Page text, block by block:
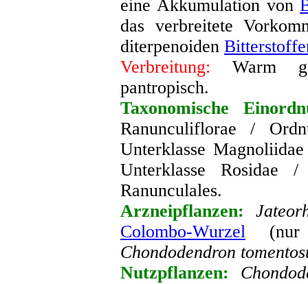
eine Akkumulation von
das verbreitete
diterpenoiden
Verbreitung: Warm
pantropisch.
Taxonomische
Ranunculiflorae /
Unterklasse
Unterklasse Rosidae
Ranunculales.
Arzneipflanzen:
Colombo-Wurzel (nur
Chondodendron
Nutzpflanzen: